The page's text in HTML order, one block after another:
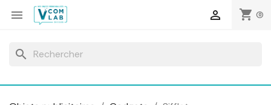
 shopping_cart (0)

search
Panneau de gestion des cookies